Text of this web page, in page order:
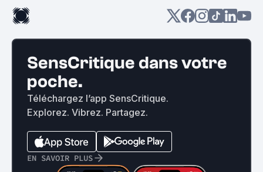
SensCritique dans votre
poche.
Téléchargez l’app SensCritique.
Explorez. Vibrez. Partagez.
EN SAVOIR PLUS